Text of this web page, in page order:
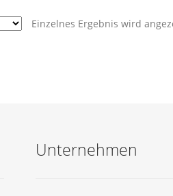
Einzelnes Ergebnis wird
Unternehmen